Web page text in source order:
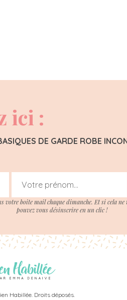
ici :
DE GARDE ROBE
votre boite mail chaque dimanche. Et si cela
pouvez vous désinscrire en un clic !
Habillée. Droits déposés.